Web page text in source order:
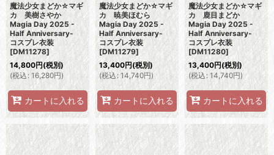
魔法少女まどか☆マギ
カ 美樹さやか
Magia Day 2025 -
Half Anniversary-
コスプレ衣装
[DM11278]
14,800円(税別)
(税込: 16,280円)
カートに入れる
魔法少女まどか☆マギ
カ 暁美ほむら
Magia Day 2025 -
Half Anniversary-
コスプレ衣装
[DM11279]
13,400円(税別)
(税込: 14,740円)
カートに入れる
魔法少女まどか☆マギ
カ 鹿目まどか
Magia Day 2025 -
Half Anniversary-
コスプレ衣装
[DM11280]
13,400円(税別)
(税込: 14,740円)
カートに入れる